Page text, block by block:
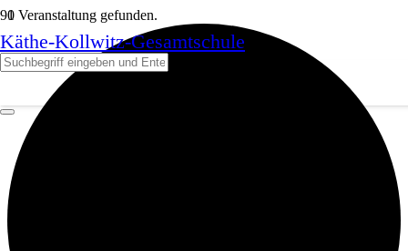
Käthe-Kollwitz-Gesamtschule
1 Veranstaltung gefunden.